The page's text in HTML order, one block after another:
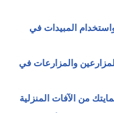
المبيدات في
والمزارعات في
من الآفات المنزلية